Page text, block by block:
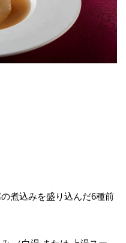
煮込みを盛り込んだ6種前